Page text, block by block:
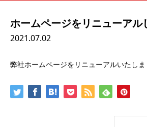
ホームページをリニューアル
2021.07.02
弊社ホームページをリニューアルいたしま